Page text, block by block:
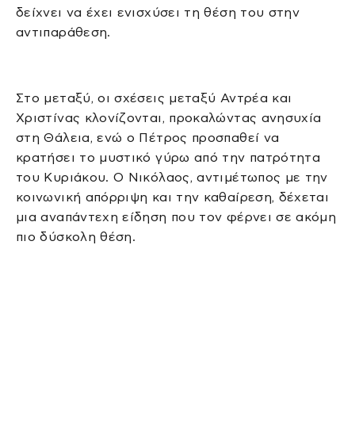
δείχνει να έχει ενισχύσει τη θέση του στην
αντιπαράθεση.
Στο μεταξύ, οι σχέσεις μεταξύ Αντρέα και
Χριστίνας κλονίζονται, προκαλώντας ανησυχία
στη Θάλεια, ενώ ο Πέτρος προσπαθεί να
κρατήσει το μυστικό γύρω από την πατρότητα
του Κυριάκου. Ο Νικόλαος, αντιμέτωπος με την
κοινωνική απόρριψη και την καθαίρεση, δέχεται
μια αναπάντεχη είδηση που τον φέρνει σε ακόμη
πιο δύσκολη θέση.